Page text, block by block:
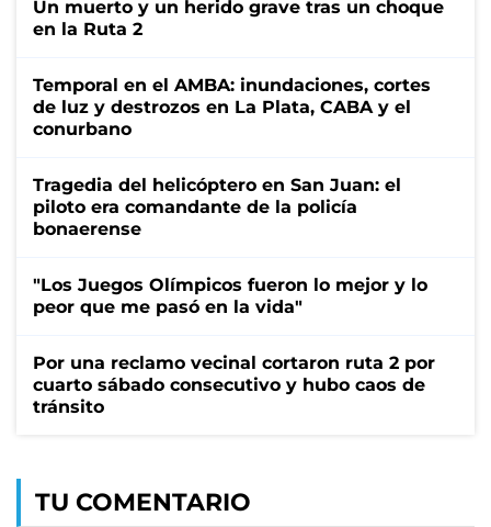
Un muerto y un herido grave tras un choque
en la Ruta 2
Temporal en el AMBA: inundaciones, cortes
de luz y destrozos en La Plata, CABA y el
conurbano
Tragedia del helicóptero en San Juan: el
piloto era comandante de la policía
bonaerense
"Los Juegos Olímpicos fueron lo mejor y lo
peor que me pasó en la vida"
Por una reclamo vecinal cortaron ruta 2 por
cuarto sábado consecutivo y hubo caos de
tránsito
TU COMENTARIO